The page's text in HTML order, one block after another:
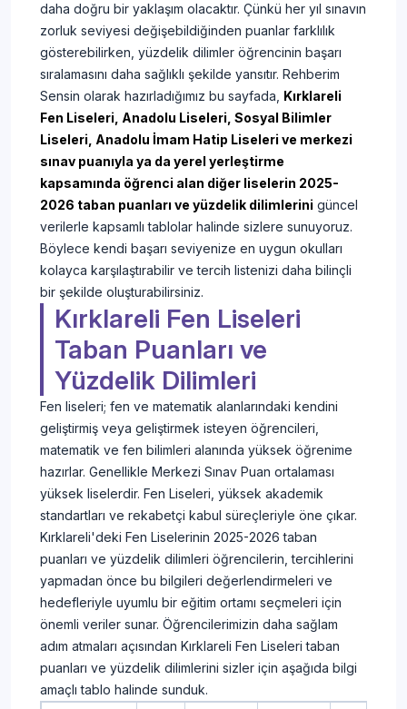
daha doğru bir yaklaşım olacaktır. Çünkü her yıl sınavın
zorluk seviyesi değişebildiğinden puanlar farklılık
gösterebilirken, yüzdelik dilimler öğrencinin başarı
sıralamasını daha sağlıklı şekilde yansıtır. Rehberim
Sensin olarak hazırladığımız bu sayfada, Kırklareli
Fen Liseleri, Anadolu Liseleri, Sosyal Bilimler
Liseleri, Anadolu İmam Hatip Liseleri ve merkezi
sınav puanıyla ya da yerel yerleştirme
kapsamında öğrenci alan diğer liselerin 2025-
2026 taban puanları ve yüzdelik dilimlerini güncel
verilerle kapsamlı tablolar halinde sizlere sunuyoruz.
Böylece kendi başarı seviyenize en uygun okulları
kolayca karşılaştırabilir ve tercih listenizi daha bilinçli
bir şekilde oluşturabilirsiniz.
Kırklareli Fen Liseleri
Taban Puanları ve
Yüzdelik Dilimleri
Fen liseleri; fen ve matematik alanlarındaki kendini
geliştirmiş veya geliştirmek isteyen öğrencileri,
matematik ve fen bilimleri alanında yüksek öğrenime
hazırlar. Genellikle Merkezi Sınav Puan ortalaması
yüksek liselerdir. Fen Liseleri, yüksek akademik
standartları ve rekabetçi kabul süreçleriyle öne çıkar.
Kırklareli'deki Fen Liselerinin 2025-2026 taban
puanları ve yüzdelik dilimleri öğrencilerin, tercihlerini
yapmadan önce bu bilgileri değerlendirmeleri ve
hedefleriyle uyumlu bir eğitim ortamı seçmeleri için
önemli veriler sunar. Öğrencilerimizin daha sağlam
adım atmaları açısından Kırklareli Fen Liseleri taban
puanları ve yüzdelik dilimlerini sizler için aşağıda bilgi
amaçlı tablo halinde sunduk.